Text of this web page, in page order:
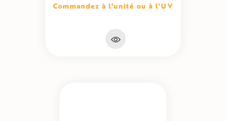
Commandez à l'unité ou à l'UV